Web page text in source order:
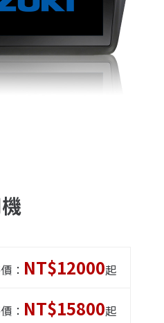
： NT$12000起
： NT$15800起